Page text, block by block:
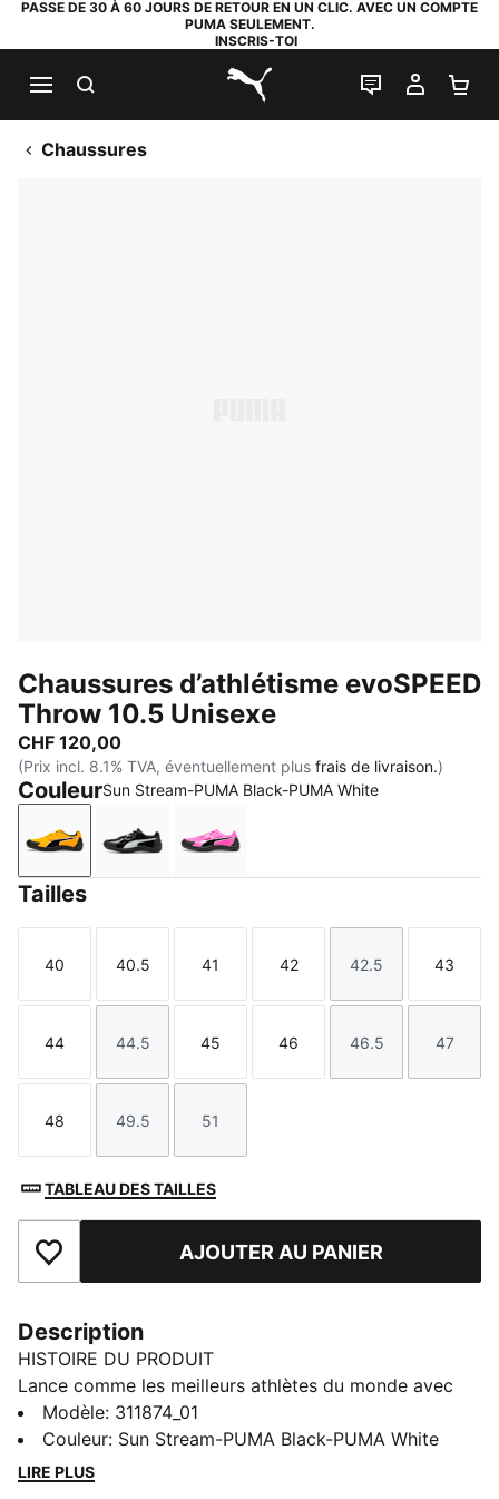
PASSE DE 30 À 60 JOURS DE RETOUR EN UN CLIC. AVEC UN COMPTE
PUMA SEULEMENT.
INSCRIS-TOI
PUMA.com
LIVE CHAT
MON
Chaussures
Chaussures d’athlétisme evoSPEED
Throw 10.5 Unisexe
CHF 120,00
(Prix incl. 8.1% TVA, éventuellement plus frais de livraison.)
CouleurSun Stream-PUMA Black-PUMA White
Sun Stream-PUMA Black-PUMA White
PUMA Black-PUMA White
Poison Pink-Sun Stream-PUMA
Tailles
Taille
40
Taille
40.5
Taille
41
Taille
42
Taille
42.5
Taille
43
Taille
44
Taille
44.5
Taille
45
Taille
46
Taille
46.5
Taille
47
Taille
48
Taille
49.5
Taille
51
TABLEAU DES TAILLES
Ajouter aux favorisAJOUTER AU PANIER
Description
HISTOIRE DU PRODUIT
Lance comme les meilleurs athlètes du monde avec
les chaussures de lancer d'élite de PUMA. Dotées
d'une semelle extérieure en caoutchouc 360 premium
pour l'adhérence et d'une sangle au milieu du pied
Modèle: 311874_01
Couleur: Sun Stream-PUMA Black-PUMA White
LIRE PLUS